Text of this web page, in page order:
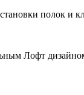
полок и
Лофт